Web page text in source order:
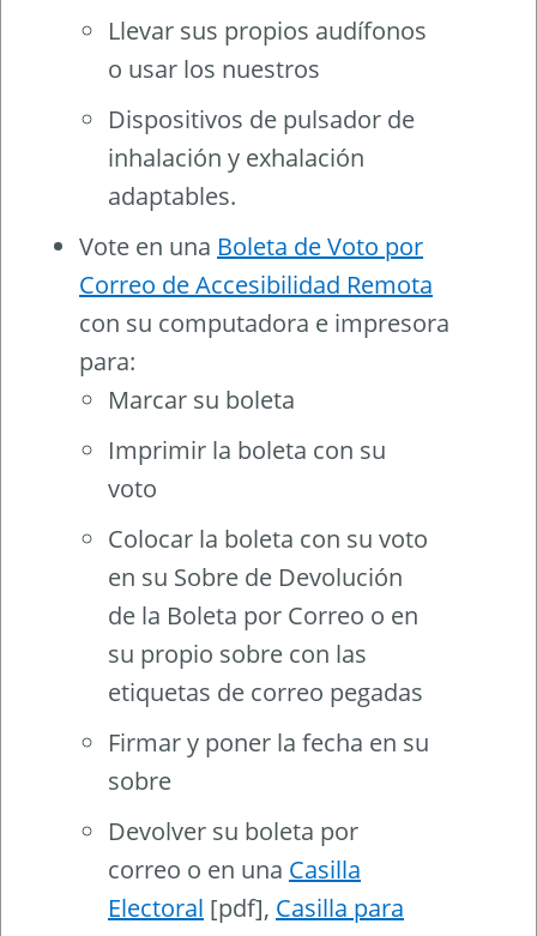
Llevar sus propios audífonos
o usar los nuestros
Dispositivos de pulsador de
inhalación y exhalación
adaptables.
Vote en una Boleta de Voto por
Correo de Accesibilidad Remota
con su computadora e impresora
para:
Marcar su boleta
Imprimir la boleta con su
voto
Colocar la boleta con su voto
en su Sobre de Devolución
de la Boleta por Correo o en
su propio sobre con las
etiquetas de correo pegadas
Firmar y poner la fecha en su
sobre
Devolver su boleta por
correo o en una Casilla
Electoral [pdf], Casilla para